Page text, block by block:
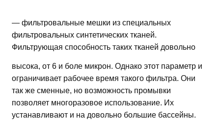
— фильтровальные мешки из специальных
фильтровальных синтетических тканей.
Фильтрующая способность таких тканей довольно
высока, от 6 и боле микрон. Однако этот параметр и
ограничивает рабочее время такого фильтра. Они
так же сменные, но возможность промывки
позволяет многоразовое использование. Их
устанавливают и на довольно большие бассейны.